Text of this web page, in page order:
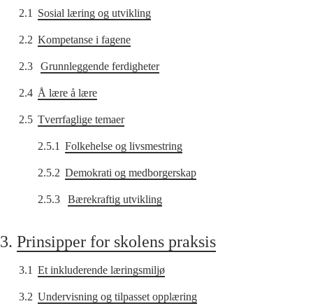
2.1 Sosial læring og utvikling
2.2 Kompetanse i fagene
2.3 Grunnleggende ferdigheter
2.4 Å lære å lære
2.5 Tverrfaglige temaer
2.5.1 Folkehelse og livsmestring
2.5.2 Demokrati og medborgerskap
2.5.3 Bærekraftig utvikling
3. Prinsipper for skolens praksis
3.1 Et inkluderende læringsmiljø
3.2 Undervisning og tilpasset opplæring